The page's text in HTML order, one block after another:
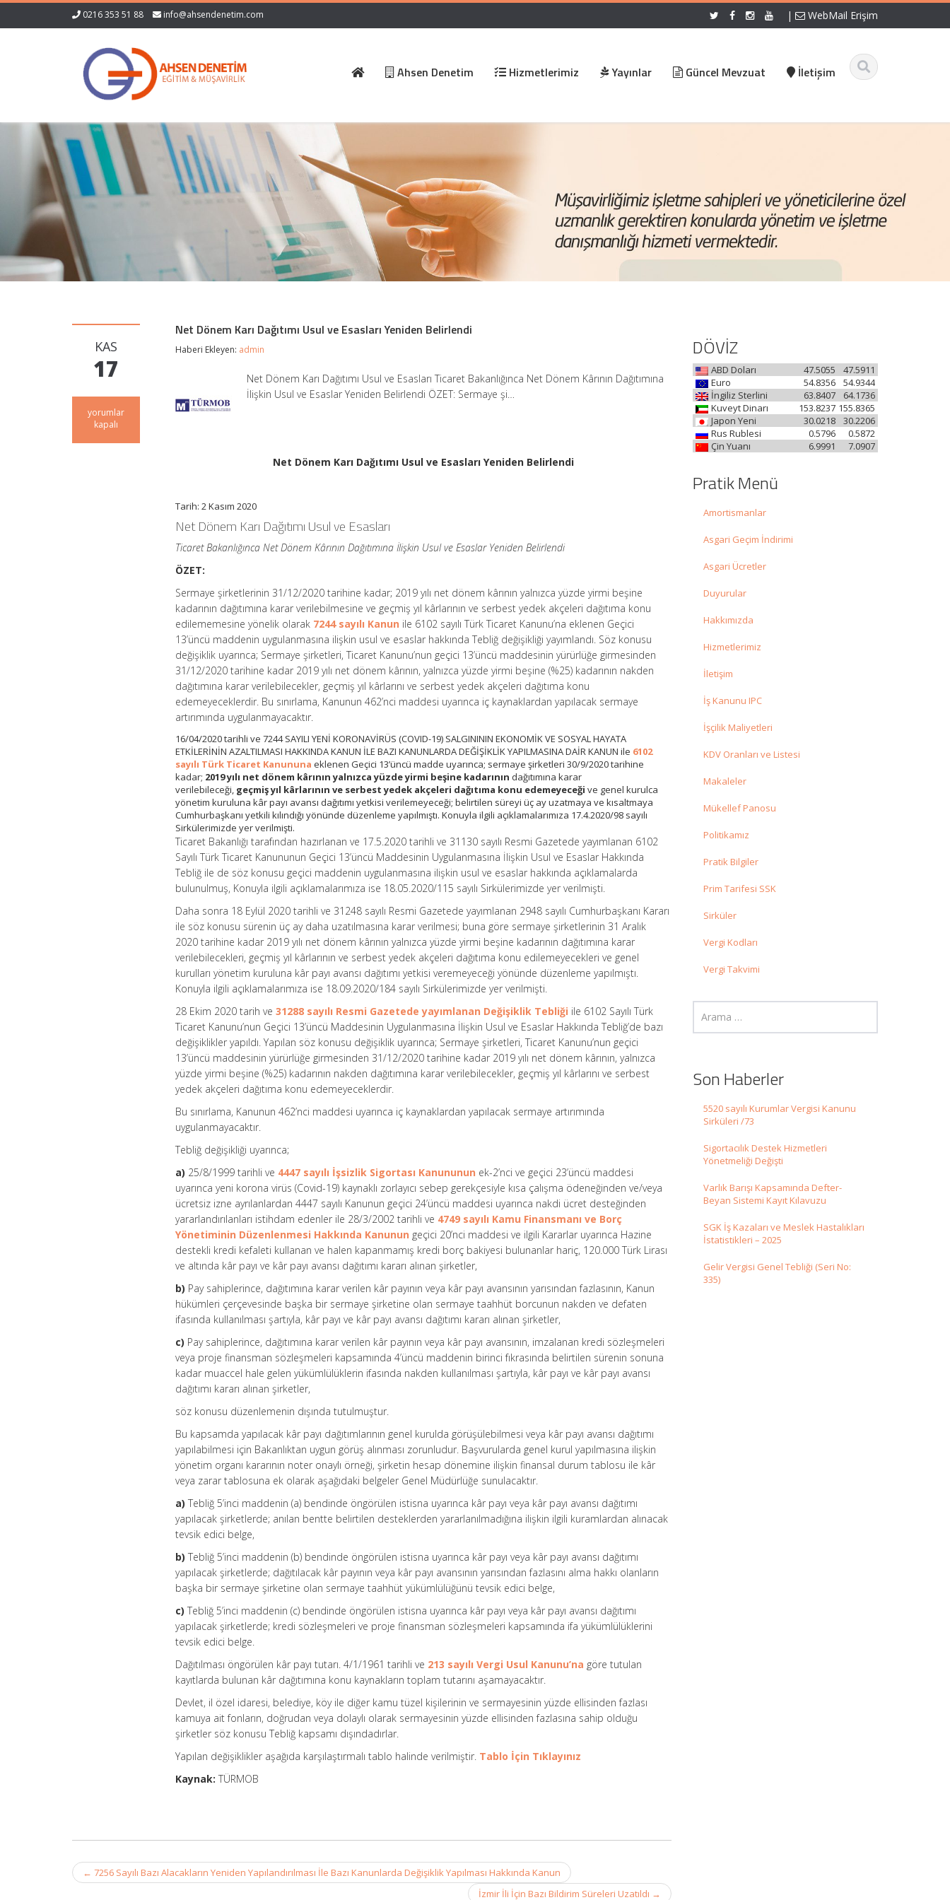
0216 353 51 88 info@ahsendenetim.com | WebMail Erişim
Ahsen Denetim Hizmetlerimiz Yayınlar Güncel Mevzuat İletişim
KAS
17
Net
Dönem
yorumlar
kapalı
Net Dönem Karı Dağıtımı Usul ve Esasları Yeniden Belirlendi
Haberi Ekleyen: admin
Net Dönem Karı Dağıtımı Usul ve Esasları Ticaret Bakanlığınca Net Dönem Kârının Dağıtımına
İlişkin Usul ve Esaslar Yeniden Belirlendi ÖZET: Sermaye şi…
Net Dönem Karı Dağıtımı Usul ve Esasları Yeniden Belirlendi
Tarih: 2 Kasım 2020
Net Dönem Karı Dağıtımı Usul ve Esasları
Ticaret Bakanlığınca Net Dönem Kârının Dağıtımına İlişkin Usul ve Esaslar Yeniden Belirlendi
ÖZET:
Sermaye şirketlerinin 31/12/2020 tarihine kadar; 2019 yılı net dönem kârının yalnızca yüzde yirmi beşine
kadarının dağıtımına karar verilebilmesine ve geçmiş yıl kârlarının ve serbest yedek akçeleri dağıtıma konu
edilememesine yönelik olarak 7244 sayılı Kanun ile 6102 sayılı Türk Ticaret Kanunu’na eklenen Geçici
13’üncü maddenin uygulanmasına ilişkin usul ve esaslar hakkında Tebliğ değişikliği yayımlandı. Söz konusu
değişiklik uyarınca; Sermaye şirketleri, Ticaret Kanunu’nun geçici 13’üncü maddesinin yürürlüğe girmesinden
31/12/2020 tarihine kadar 2019 yılı net dönem kârının, yalnızca yüzde yirmi beşine (%25) kadarının nakden
dağıtımına karar verilebilecekler, geçmiş yıl kârlarını ve serbest yedek akçeleri dağıtıma konu
edemeyeceklerdir. Bu sınırlama, Kanunun 462’nci maddesi uyarınca iç kaynaklardan yapılacak sermaye
artırımında uygulanmayacaktır.
16/04/2020 tarihli ve 7244 SAYILI YENİ KORONAVİRÜS (COVID-19) SALGINININ EKONOMİK VE SOSYAL HAYATA
ETKİLERİNİN AZALTILMASI HAKKINDA KANUN İLE BAZI KANUNLARDA DEĞİŞİKLİK YAPILMASINA DAİR KANUN ile 6102
sayılı Türk Ticaret Kanununa eklenen Geçici 13’üncü madde uyarınca; sermaye şirketleri 30/9/2020 tarihine
kadar; 2019 yılı net dönem kârının yalnızca yüzde yirmi beşine kadarının dağıtımına karar
verilebileceği, geçmiş yıl kârlarının ve serbest yedek akçeleri dağıtıma konu edemeyeceği ve genel kurulca
yönetim kuruluna kâr payı avansı dağıtımı yetkisi verilemeyeceği; belirtilen süreyi üç ay uzatmaya ve kısaltmaya
Cumhurbaşkanı yetkili kılındığı yönünde düzenleme yapılmıştı. Konuyla ilgili açıklamalarımıza 17.4.2020/98 sayılı
Sirkülerimizde yer verilmişti.
Ticaret Bakanlığı tarafından hazırlanan ve 17.5.2020 tarihli ve 31130 sayılı Resmi Gazetede yayımlanan 6102
Sayılı Türk Ticaret Kanununun Geçici 13’üncü Maddesinin Uygulanmasına İlişkin Usul ve Esaslar Hakkında
Tebliğ ile de söz konusu geçici maddenin uygulanmasına ilişkin usul ve esaslar hakkında açıklamalarda
bulunulmuş, Konuyla ilgili açıklamalarımıza ise 18.05.2020/115 sayılı Sirkülerimizde yer verilmişti.
Daha sonra 18 Eylül 2020 tarihli ve 31248 sayılı Resmi Gazetede yayımlanan 2948 sayılı Cumhurbaşkanı Kararı
ile söz konusu sürenin üç ay daha uzatılmasına karar verilmesi; buna göre sermaye şirketlerinin 31 Aralık
2020 tarihine kadar 2019 yılı net dönem kârının yalnızca yüzde yirmi beşine kadarının dağıtımına karar
verilebilecekleri, geçmiş yıl kârlarının ve serbest yedek akçeleri dağıtıma konu edilemeyecekleri ve genel
kurulları yönetim kuruluna kâr payı avansı dağıtımı yetkisi veremeyeceği yönünde düzenleme yapılmıştı.
Konuyla ilgili açıklamalarımıza ise 18.09.2020/184 sayılı Sirkülerimizde yer verilmişti.
28 Ekim 2020 tarih ve31288 sayılı Resmi Gazetede yayımlanan Değişiklik Tebliği ile 6102 Sayılı Türk
Ticaret Kanunu’nun Geçici 13’üncü Maddesinin Uygulanmasına İlişkin Usul ve Esaslar Hakkında Tebliğ’de bazı
değişiklikler yapıldı. Yapılan söz konusu değişiklik uyarınca; Sermaye şirketleri, Ticaret Kanunu’nun geçici
13’üncü maddesinin yürürlüğe girmesinden 31/12/2020 tarihine kadar 2019 yılı net dönem kârının, yalnızca
yüzde yirmi beşine (%25) kadarının nakden dağıtımına karar verilebilecekler, geçmiş yıl kârlarını ve serbest
yedek akçeleri dağıtıma konu edemeyeceklerdir.
Bu sınırlama, Kanunun 462’nci maddesi uyarınca iç kaynaklardan yapılacak sermaye artırımında
uygulanmayacaktır.
Tebliğ değişikliği uyarınca;
a) 25/8/1999 tarihli ve 4447 sayılı İşsizlik Sigortası Kanununun ek-2’nci ve geçici 23’üncü maddesi
uyarınca yeni korona virüs (Covid-19) kaynaklı zorlayıcı sebep gerekçesiyle kısa çalışma ödeneğinden ve/veya
ücretsiz izne ayrılanlardan 4447 sayılı Kanunun geçici 24’üncü maddesi uyarınca nakdi ücret desteğinden
yararlandırılanları istihdam edenler ile 28/3/2002 tarihli ve 4749 sayılı Kamu Finansmanı ve Borç
Yönetiminin Düzenlenmesi Hakkında Kanunun geçici 20’nci maddesi ve ilgili Kararlar uyarınca Hazine
destekli kredi kefaleti kullanan ve halen kapanmamış kredi borç bakiyesi bulunanlar hariç, 120.000 Türk Lirası
ve altında kâr payı ve kâr payı avansı dağıtımı kararı alınan şirketler,
b) Pay sahiplerince, dağıtımına karar verilen kâr payının veya kâr payı avansının yarısından fazlasının, Kanun
hükümleri çerçevesinde başka bir sermaye şirketine olan sermaye taahhüt borcunun nakden ve defaten
ifasında kullanılması şartıyla, kâr payı ve kâr payı avansı dağıtımı kararı alınan şirketler,
c) Pay sahiplerince, dağıtımına karar verilen kâr payının veya kâr payı avansının, imzalanan kredi sözleşmeleri
veya proje finansman sözleşmeleri kapsamında 4’üncü maddenin birinci fıkrasında belirtilen sürenin sonuna
kadar muaccel hale gelen yükümlülüklerin ifasında nakden kullanılması şartıyla, kâr payı ve kâr payı avansı
dağıtımı kararı alınan şirketler,
söz konusu düzenlemenin dışında tutulmuştur.
Bu kapsamda yapılacak kâr payı dağıtımlarının genel kurulda görüşülebilmesi veya kâr payı avansı dağıtımı
yapılabilmesi için Bakanlıktan uygun görüş alınması zorunludur. Başvurularda genel kurul yapılmasına ilişkin
yönetim organı kararının noter onaylı örneği, şirketin hesap dönemine ilişkin finansal durum tablosu ile kâr
veya zarar tablosuna ek olarak aşağıdaki belgeler Genel Müdürlüğe sunulacaktır.
a) Tebliğ 5’inci maddenin (a) bendinde öngörülen istisna uyarınca kâr payı veya kâr payı avansı dağıtımı
yapılacak şirketlerde; anılan bentte belirtilen desteklerden yararlanılmadığına ilişkin ilgili kuramlardan alınacak
tevsik edici belge,
b) Tebliğ 5’inci maddenin (b) bendinde öngörülen istisna uyarınca kâr payı veya kâr payı avansı dağıtımı
yapılacak şirketlerde; dağıtılacak kâr payının veya kâr payı avansının yarısından fazlasını alma hakkı olanların
başka bir sermaye şirketine olan sermaye taahhüt yükümlülüğünü tevsik edici belge,
c) Tebliğ 5’inci maddenin (c) bendinde öngörülen istisna uyarınca kâr payı veya kâr payı avansı dağıtımı
yapılacak şirketlerde; kredi sözleşmeleri ve proje finansman sözleşmeleri kapsamında ifa yükümlülüklerini
tevsik edici belge.
Dağıtılması öngörülen kâr payı tutarı. 4/1/1961 tarihli ve 213 sayılı Vergi Usul Kanunu’na göre tutulan
kayıtlarda bulunan kâr dağıtımına konu kaynakların toplam tutarını aşamayacaktır.
Devlet, il özel idaresi, belediye, köy ile diğer kamu tüzel kişilerinin ve sermayesinin yüzde ellisinden fazlası
kamuya ait fonların, doğrudan veya dolaylı olarak sermayesinin yüzde ellisinden fazlasına sahip olduğu
şirketler söz konusu Tebliğ kapsamı dışındadırlar.
Yapılan değişiklikler aşağıda karşılaştırmalı tablo halinde verilmiştir. Tablo İçin Tıklayınız
Kaynak: TÜRMOB
Post
navigation
← 7256 Sayılı Bazı Alacakların Yeniden Yapılandırılması İle Bazı Kanunlarda Değişiklik Yapılması Hakkında Kanun
İzmir İli İçin Bazı Bildirim Süreleri Uzatıldı →
DÖVİZ
ABD Doları 47.5911
47.5055
Euro
54.9344
54.8356
İngiliz Sterlini
64.1736
63.8407
Kuveyt Dinarı
155.8365
153.8237
Japon Yeni
30.2206
30.0218
Rus Rublesi
0.5872
0.5796
Çin Yuanı
7.0907
6.9991
Pratik Menü
Amortismanlar
Asgari Geçim İndirimi
Asgari Ücretler
Duyurular
Hakkımızda
Hizmetlerimiz
İletişim
İş Kanunu IPC
İşçilik Maliyetleri
KDV Oranları ve Listesi
Makaleler
Mükellef Panosu
Politikamız
Pratik Bilgiler
Prim Tarifesi SSK
Sirküler
Vergi Kodları
Vergi Takvimi
Son Haberler
5520 sayılı Kurumlar Vergisi Kanunu
Sirküleri /73
Sigortacılık Destek Hizmetleri
Yönetmeliği Değişti
Varlık Barışı Kapsamında Defter-
Beyan Sistemi Kayıt Kılavuzu
SGK İş Kazaları ve Meslek Hastalıkları
İstatistikleri – 2025
Gelir Vergisi Genel Tebliği (Seri No:
335)